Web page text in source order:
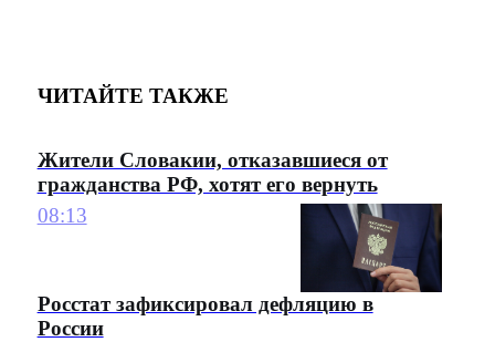
ЧИТАЙТЕ ТАКЖЕ
Жители Словакии, отказавшиеся от
гражданства РФ, хотят его вернуть
08:13
Росстат зафиксировал дефляцию в
России